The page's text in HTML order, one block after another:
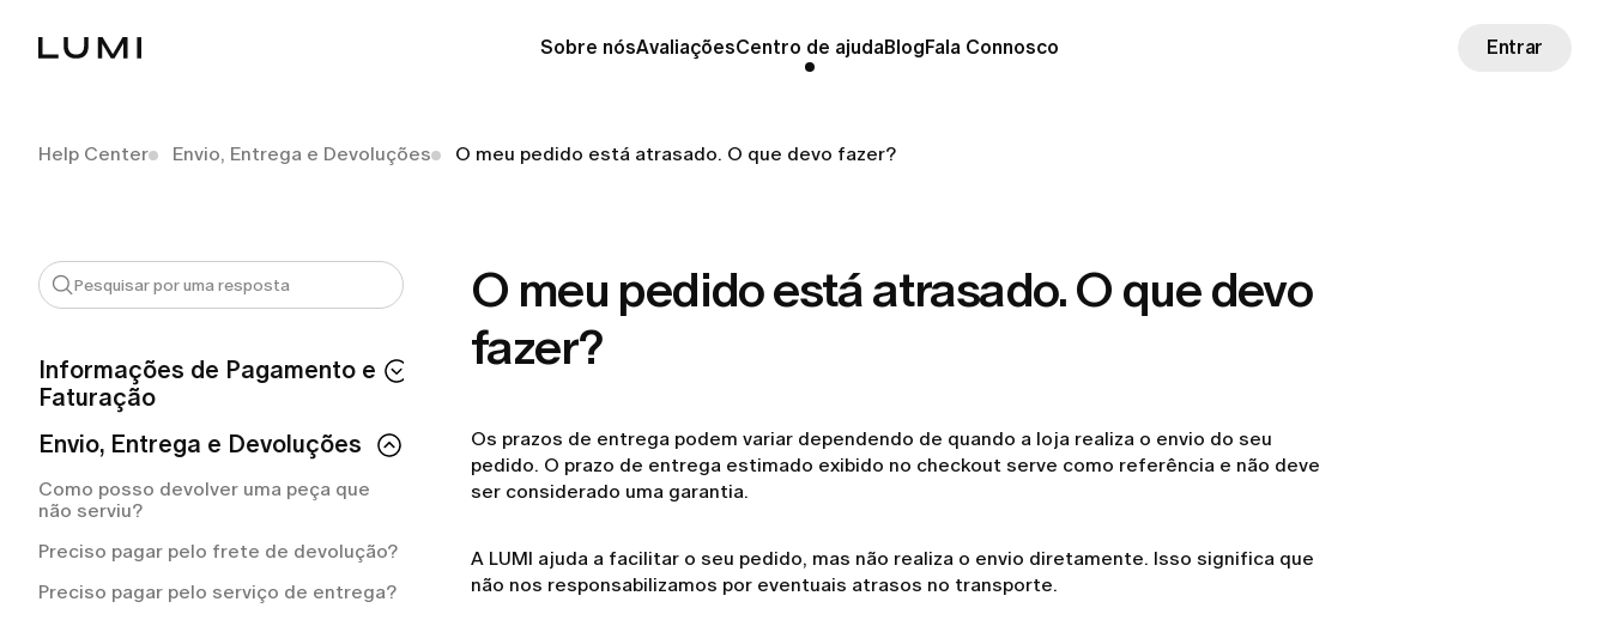
Sobre nósAvaliaçõesCentro de ajudaBlogFala Connosco Entrar
Help Center Envio, Entrega e Devoluções O meu pedido está atrasado. O que devo fazer?
Informações de Pagamento e
Faturação
Como posso solicitar um reembolso?
Como solicitar um reembolso da LUMI?
Quanto tempo devo esperar pelo meu
reembolso da LUMI?
Por que a LUMI me cobrou
automaticamente?
Envio, Entrega e Devoluções
Como posso devolver uma peça que
não serviu?
Preciso pagar pelo frete de devolução?
Preciso pagar pelo serviço de entrega?
O meu pedido está atrasado. O que devo
fazer?
Os prazos de entrega podem variar dependendo de quando a loja realiza o envio do seu
pedido. O prazo de entrega estimado exibido no checkout serve como referência e não deve
ser considerado uma garantia.
A LUMI ajuda a facilitar o seu pedido, mas não realiza o envio diretamente. Isso significa que
não nos responsabilizamos por eventuais atrasos no transporte.